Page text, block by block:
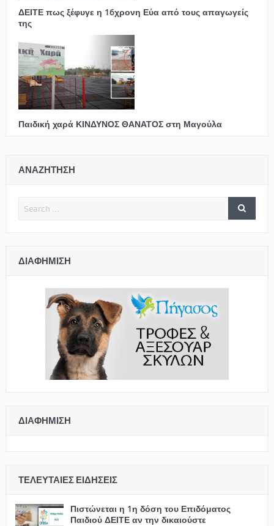
ΔΕΙΤΕ πως ξέφυγε η 16χρονη Εύα από τους απαγωγείς
της
Παιδική χαρά ΚΙΝΔΥΝΟΣ ΘΑΝΑΤΟΣ στη Μαγούλα
ΑΝΑΖΗΤΗΣΗ
ΔΙΑΦΉΜΙΣΗ
ΔΙΑΦΉΜΙΣΗ
ΤΕΛΕΥΤΑΊΕΣ ΕΙΔΉΣΕΙΣ
Πιστώνεται η 1η δόση του Επιδόματος
Παιδιού ΔΕΙΤΕ αν την δικαιούστε